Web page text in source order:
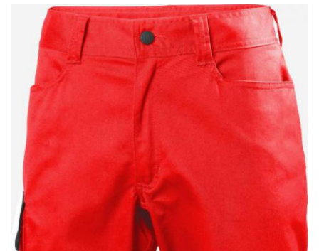
Bildergalerie
springen